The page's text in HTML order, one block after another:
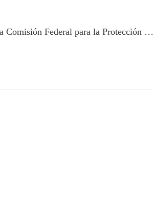
Comisión Federal para la Protección …